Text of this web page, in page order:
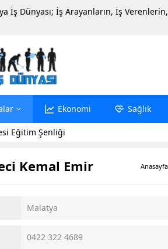
İş Dünyası; İş Arayanların, İş
Ekonomi Sağlık
Bulundu
Kemal Emir Anasayfa
Malatya
0422 322 4689